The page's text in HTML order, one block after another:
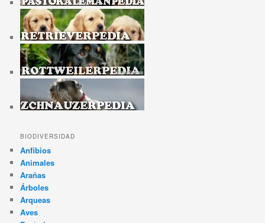
BIODIVERSIDAD
Anfibios
Animales
Arañas
Árboles
Arqueas
Aves